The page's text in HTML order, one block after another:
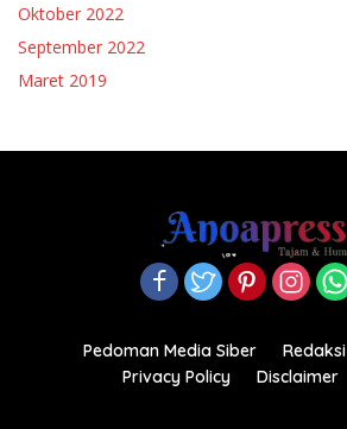
Oktober 2022
September 2022
Maret 2019
Pedoman Media Siber Redaksi
Privacy Policy
Disclaimer